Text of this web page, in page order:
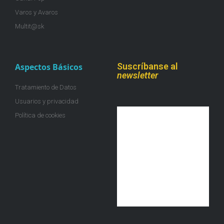
Varos y Avaros
Multit@sk
Aspectos Básicos
Tratamiento de Datos
Usuarios y privacidad
Política de cookies
Suscríbanse al
newsletter